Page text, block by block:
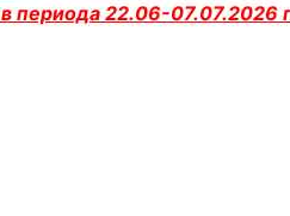
в периода 22.06-07.07.2026